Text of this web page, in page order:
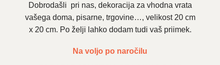
Dobrodašli pri nas, dekoracija za vhodna vrata
vašega doma, pisarne, trgovine…, velikost 20 cm
x 20 cm. Po želji lahko dodam tudi vaš priimek.
Na voljo po naročilu